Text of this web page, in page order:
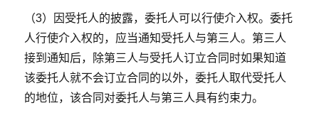
（3）因受托人的披露，委托人可以行使介入权。委托
人行使介入权的，应当通知受托人与第三人。第三人
接到通知后，除第三人与受托人订立合同时如果知道
该委托人就不会订立合同的以外，委托人取代受托人
的地位，该合同对委托人与第三人具有约束力。